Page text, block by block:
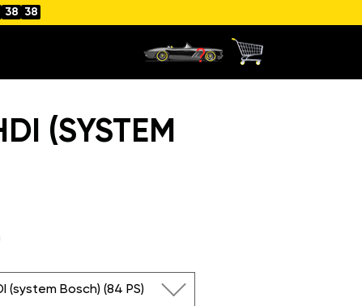
38 38
(SYSTEM
(system Bosch) (84 PS)